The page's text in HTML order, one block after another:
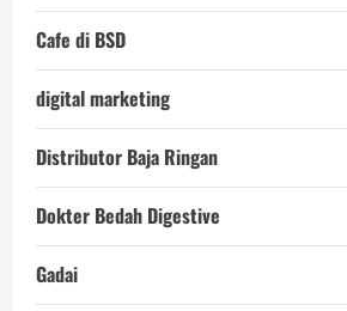
Cafe di BSD
digital marketing
Distributor Baja Ringan
Dokter Bedah Digestive
Gadai